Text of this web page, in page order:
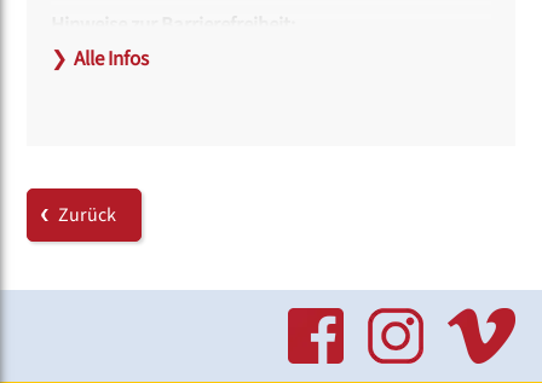
Am Haupteingang und an der Bühne ermöglichen
Rampen die Nutzung mit Rollstuhl.
www.lux-jungekirche.de
❯ Alle Infos
Zurück